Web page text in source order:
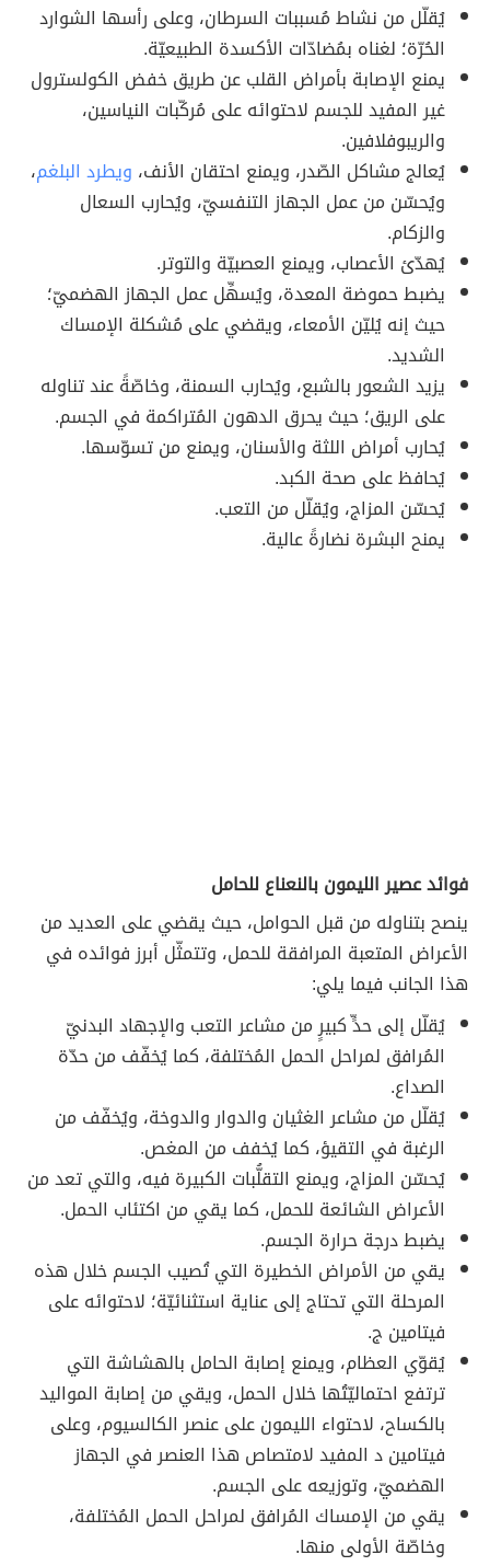
يُقلّل من نشاط مُسببات السرطان، وعلى رأسها الشوارد
الحُرّة؛ لغناه بمُضادّات الأكسدة الطبيعيّة.
يمنع الإصابة بأمراض القلب عن طريق خفض الكولسترول
غير المفيد للجسم لاحتوائه على مُركّبات النياسين،
والريبوفلافين.
يُعالج مشاكل الصّدر، ويمنع احتقان الأنف، ويطرد البلغم،
ويُحسّن من عمل الجهاز التنفسيّ، ويُحارب السعال
والزكام.
يُهدّئ الأعصاب، ويمنع العصبيّة والتوتر.
يضبط حموضة المعدة، ويُسهِّل عمل الجهاز الهضميّ؛
حيث إنه يُليّن الأمعاء، ويقضي على مُشكلة الإمساك
الشديد.
يزيد الشعور بالشبع، ويُحارب السمنة، وخاصّةً عند تناوله
على الريق؛ حيث يحرق الدهون المُتراكمة في الجسم.
يُحارب أمراض اللثة والأسنان، ويمنع من تسوّسها.
يُحافظ على صحة الكبد.
يُحسّن المزاج، ويُقلّل من التعب.
يمنح البشرة نضارةً عالية.
فوائد عصير الليمون بالنعناع للحامل
ينصح بتناوله من قبل الحوامل، حيث يقضي على العديد من
الأعراض المتعبة المرافقة للحمل، وتتمثّل أبرز فوائده في
هذا الجانب فيما يلي:
يُقلّل إلى حدٍّ كبيرٍ من مشاعر التعب والإجهاد البدنيّ
المُرافق لمراحل الحمل المُختلفة، كما يُخفّف من حدّة
الصداع.
يُقلّل من مشاعر الغثيان والدوار والدوخة، ويُخفّف من
الرغبة في التقيؤ، كما يُخفف من المغص.
يُحسّن المزاج، ويمنع التقلُّبات الكبيرة فيه، والتي تعد من
الأعراض الشائعة للحمل، كما يقي من اكتئاب الحمل.
يضبط درجة حرارة الجسم.
يقي من الأمراض الخطيرة التي تُصيب الجسم خلال هذه
المرحلة التي تحتاج إلى عناية استثنائيّة؛ لاحتوائه على
فيتامين ج.
يُقوّي العظام، ويمنع إصابة الحامل بالهشاشة التي
ترتفع احتماليّتُها خلال الحمل، ويقي من إصابة المواليد
بالكساح، لاحتواء الليمون على عنصر الكالسيوم، وعلى
فيتامين د المفيد لامتصاص هذا العنصر في الجهاز
الهضميّ، وتوزيعه على الجسم.
يقي من الإمساك المُرافق لمراحل الحمل المُختلفة،
وخاصّة الأولى منها.